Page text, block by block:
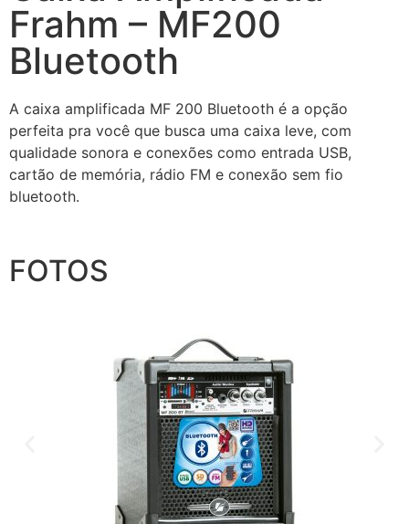
Frahm – MF200
Bluetooth
A caixa amplificada MF 200 Bluetooth é a opção
perfeita pra você que busca uma caixa leve, com
qualidade sonora e conexões como entrada USB,
cartão de memória, rádio FM e conexão sem fio
bluetooth.
FOTOS